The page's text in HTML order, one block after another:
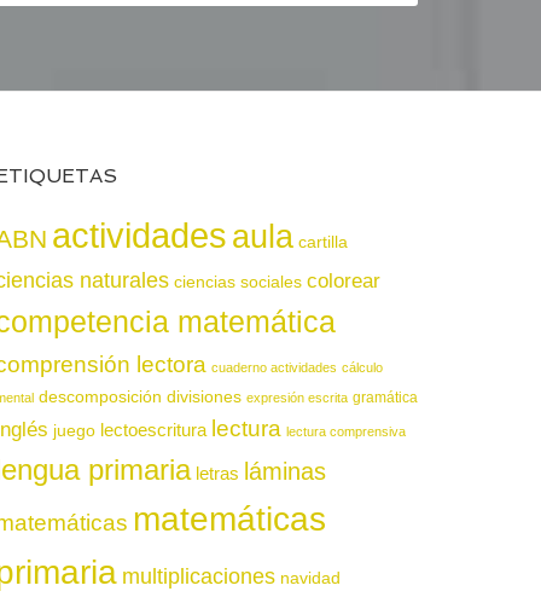
actividadesaula cartilla
naturales ciencias sociales colorear
matemática
lectora cuaderno actividades cálculo
descomposición divisiones expresión escrita gramática
juego lectoescritura lectura lectura comprensiva
primaria letras láminas
matemáticas
multiplicaciones navidad